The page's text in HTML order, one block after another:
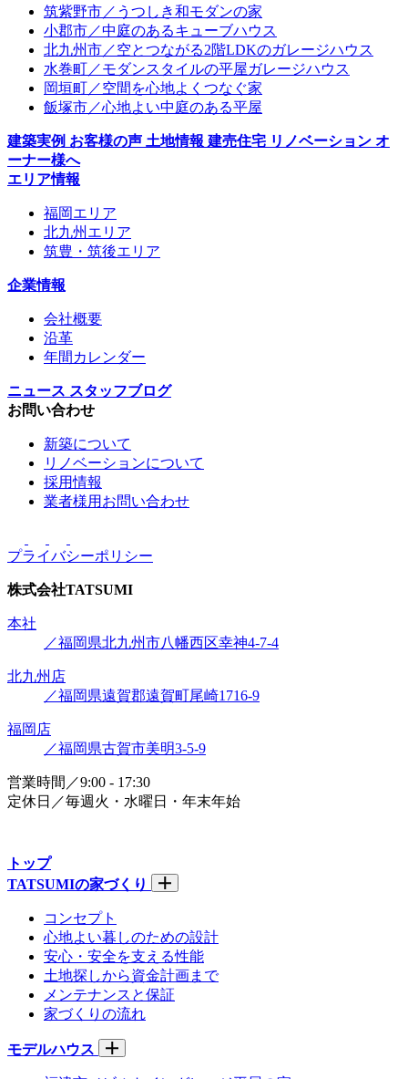
筑紫野市／うつしき和モダンの家
小郡市／中庭のあるキューブハウス
北九州市／空とつながる2階LDKのガレージハウス
水巻町／モダンスタイルの平屋ガレージハウス
岡垣町／空間を心地よくつなぐ家
飯塚市／心地よい中庭のある平屋
建築実例 お客様の声 土地情報 建売住宅 リノベーション オ
ーナー様へ
エリア情報
福岡エリア
北九州エリア
筑豊・筑後エリア
企業情報
会社概要
沿革
年間カレンダー
ニュース スタッフブログ
お問い合わせ
新築について
リノベーションについて
採用情報
業者様用お問い合わせ
プライバシーポリシー
株式会社TATSUMI
本社
／福岡県北九州市八幡西区幸神4-7-4
北九州店
／福岡県遠賀郡遠賀町尾崎1716-9
福岡店
／福岡県古賀市美明3-5-9
営業時間／9:00 - 17:30
定休日／毎週火・水曜日・年末年始
トップ
TATSUMIの家づくり
コンセプト
心地よい暮しのための設計
安心・安全を支える性能
土地探しから資金計画まで
メンテナンスと保証
家づくりの流れ
モデルハウス